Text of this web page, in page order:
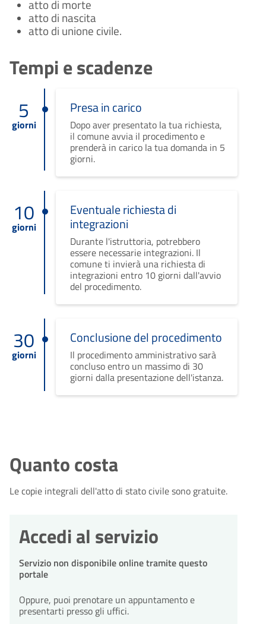
atto di morte
atto di nascita
atto di unione civile.
Tempi e scadenze
5
giorni
Presa in carico
Dopo aver presentato la tua richiesta,
il comune avvia il procedimento e
prenderà in carico la tua domanda in 5
giorni.
10
giorni
Eventuale richiesta di
integrazioni
Durante l'istruttoria, potrebbero
essere necessarie integrazioni. Il
comune ti invierà una richiesta di
integrazioni entro 10 giorni dall'avvio
del procedimento.
30
giorni
Conclusione del procedimento
Il procedimento amministrativo sarà
concluso entro un massimo di 30
giorni dalla presentazione dell'istanza.
Quanto costa
Le copie integrali dell'atto di stato civile sono gratuite.
Accedi al servizio
Servizio non disponibile online tramite questo
portale
Oppure, puoi prenotare un appuntamento e
presentarti presso gli uffici.